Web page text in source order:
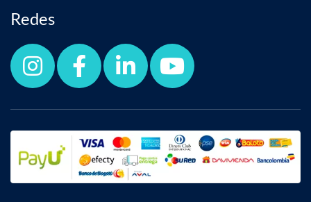
Redes